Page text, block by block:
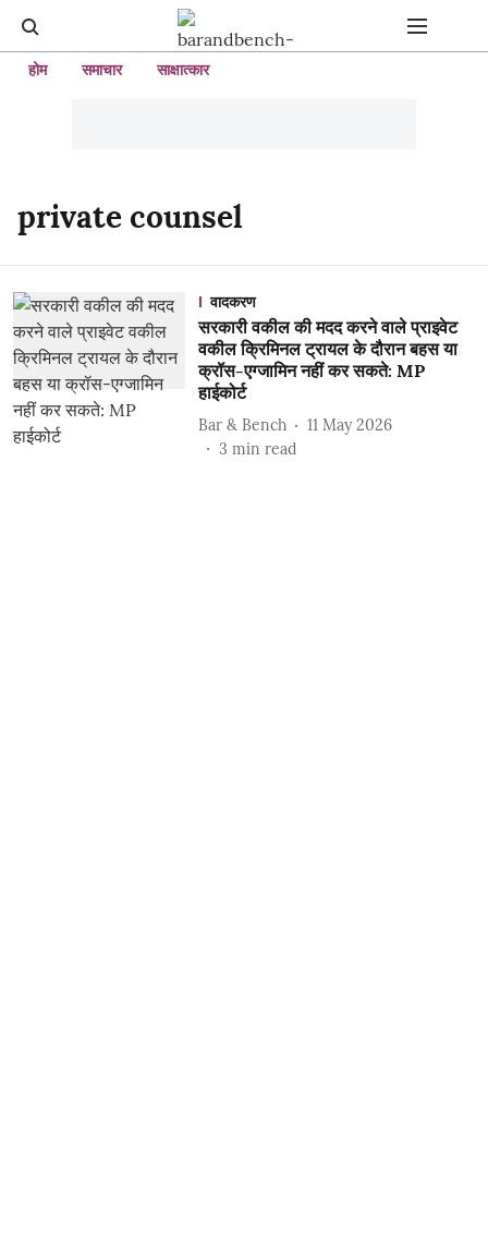
होम समाचार साक्षात्कार
private counsel
वादकरण
सरकारी वकील की मदद करने वाले प्राइवेट
वकील क्रिमिनल ट्रायल के दौरान बहस या
क्रॉस-एग्जामिन नहीं कर सकते: MP
हाईकोर्ट
Bar & Bench
11 May 2026
3 min read